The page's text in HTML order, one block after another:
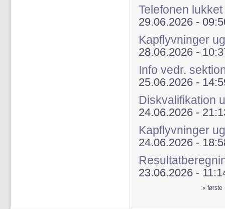
Telefonen
29.06.2026 -
Kapflyvninger
28.06.2026 -
Info vedr.
25.06.2026 -
Diskvalifikation
24.06.2026 -
Kapflyvninger
24.06.2026 -
23.06.2026 -
« første